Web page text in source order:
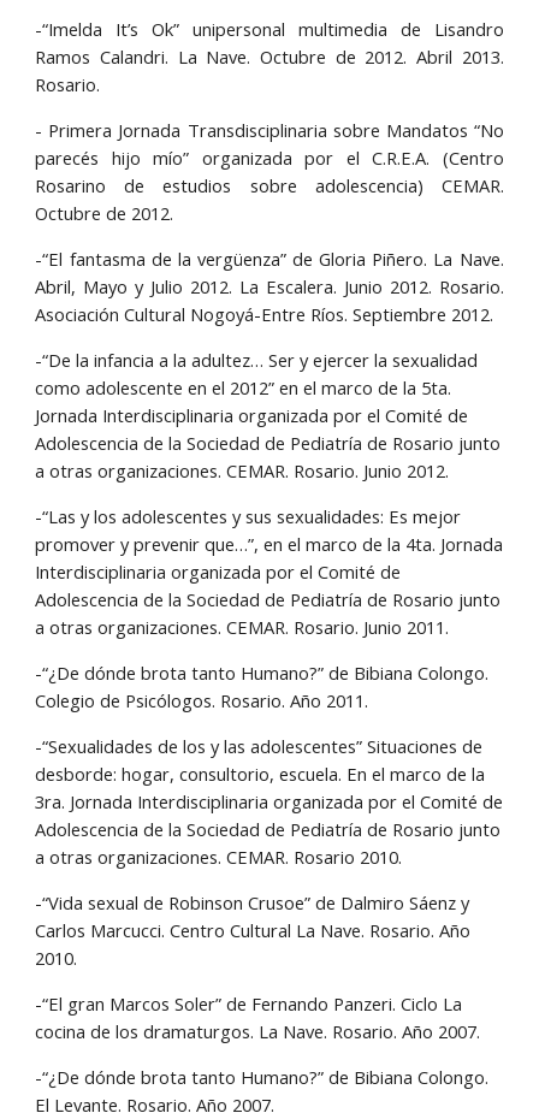
-“Imelda It’s Ok” unipersonal multimedia de Lisandro
Ramos Calandri. La Nave. Octubre de 2012. Abril 2013.
Rosario.
- Primera Jornada Transdisciplinaria sobre Mandatos “No
parecés hijo mío” organizada por el C.R.E.A. (Centro
Rosarino de estudios sobre adolescencia) CEMAR.
Octubre de 2012.
-“El fantasma de la vergüenza” de Gloria Piñero. La Nave.
Abril, Mayo y Julio 2012. La Escalera. Junio 2012. Rosario.
Asociación Cultural Nogoyá-Entre Ríos. Septiembre 2012.
-“De la infancia a la adultez… Ser y ejercer la sexualidad
como adolescente en el 2012” en el marco de la 5ta.
Jornada Interdisciplinaria organizada por el Comité de
Adolescencia de la Sociedad de Pediatría de Rosario junto
a otras organizaciones. CEMAR. Rosario. Junio 2012.
-“Las y los adolescentes y sus sexualidades: Es mejor
promover y prevenir que…”, en el marco de la 4ta. Jornada
Interdisciplinaria organizada por el Comité de
Adolescencia de la Sociedad de Pediatría de Rosario junto
a otras organizaciones. CEMAR. Rosario. Junio 2011.
-“¿De dónde brota tanto Humano?” de Bibiana Colongo.
Colegio de Psicólogos. Rosario. Año 2011.
-“Sexualidades de los y las adolescentes” Situaciones de
desborde: hogar, consultorio, escuela. En el marco de la
3ra. Jornada Interdisciplinaria organizada por el Comité de
Adolescencia de la Sociedad de Pediatría de Rosario junto
a otras organizaciones. CEMAR. Rosario 2010.
-“Vida sexual de Robinson Crusoe” de Dalmiro Sáenz y
Carlos Marcucci. Centro Cultural La Nave. Rosario. Año
2010.
-“El gran Marcos Soler” de Fernando Panzeri. Ciclo La
cocina de los dramaturgos. La Nave. Rosario. Año 2007.
-“¿De dónde brota tanto Humano?” de Bibiana Colongo.
El Levante. Rosario. Año 2007.